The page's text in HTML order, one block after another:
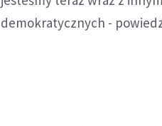
demokratycznych -